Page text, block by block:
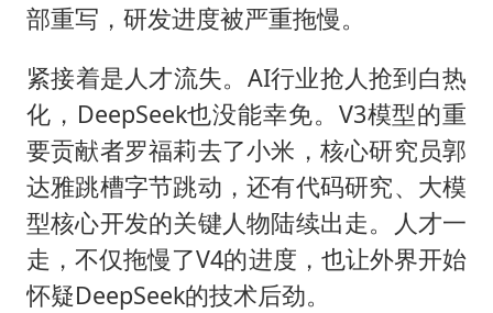
部重写，研发进度被严重拖慢。
紧接着是人才流失。AI行业抢人抢到白热
化，DeepSeek也没能幸免。V3模型的重
要贡献者罗福莉去了小米，核心研究员郭
达雅跳槽字节跳动，还有代码研究、大模
型核心开发的关键人物陆续出走。人才一
走，不仅拖慢了V4的进度，也让外界开始
怀疑DeepSeek的技术后劲。